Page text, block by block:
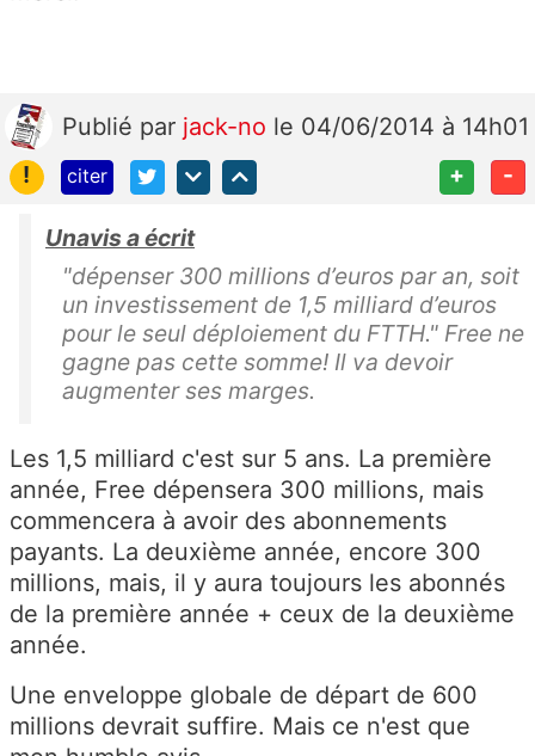
Publié par jack-no le 04/06/2014 à 14h01
!
citer + -
Unavis a écrit
"dépenser 300 millions d’euros par an, soit
un investissement de 1,5 milliard d’euros
pour le seul déploiement du FTTH." Free ne
gagne pas cette somme! Il va devoir
augmenter ses marges.
Les 1,5 milliard c'est sur 5 ans. La première
année, Free dépensera 300 millions, mais
commencera à avoir des abonnements
payants. La deuxième année, encore 300
millions, mais, il y aura toujours les abonnés
de la première année + ceux de la deuxième
année.
Une enveloppe globale de départ de 600
millions devrait suffire. Mais ce n'est que